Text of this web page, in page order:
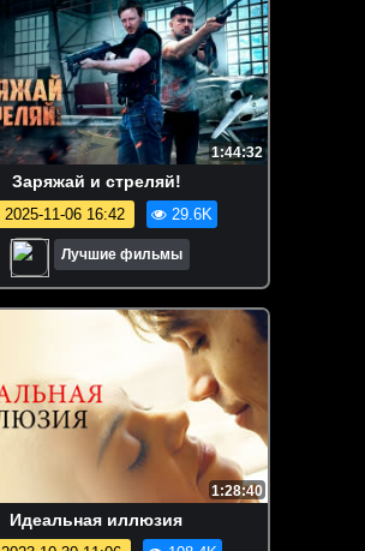
1:44:32
Заряжай и стреляй!
2025-11-06 16:42 29.6K
Лучшие фильмы
1:28:40
Идеальная иллюзия